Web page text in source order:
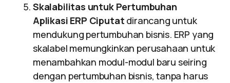
Skalabilitas untuk Pertumbuhan
Aplikasi ERP Ciputat dirancang untuk
mendukung pertumbuhan bisnis. ERP yang
skalabel memungkinkan perusahaan untuk
menambahkan modul-modul baru seiring
dengan pertumbuhan bisnis, tanpa harus